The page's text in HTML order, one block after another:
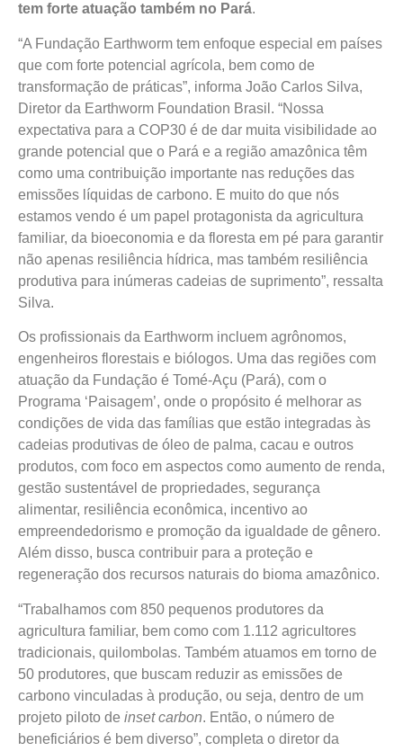
tem forte atuação também no Pará.
“A Fundação Earthworm tem enfoque especial em países
que com forte potencial agrícola, bem como de
transformação de práticas”, informa João Carlos Silva,
Diretor da Earthworm Foundation Brasil. “Nossa
expectativa para a COP30 é de dar muita visibilidade ao
grande potencial que o Pará e a região amazônica têm
como uma contribuição importante nas reduções das
emissões líquidas de carbono. E muito do que nós
estamos vendo é um papel protagonista da agricultura
familiar, da bioeconomia e da floresta em pé para garantir
não apenas resiliência hídrica, mas também resiliência
produtiva para inúmeras cadeias de suprimento”, ressalta
Silva.
Os profissionais da Earthworm incluem agrônomos,
engenheiros florestais e biólogos. Uma das regiões com
atuação da Fundação é Tomé-Açu (Pará), com o
Programa ‘Paisagem’, onde o propósito é melhorar as
condições de vida das famílias que estão integradas às
cadeias produtivas de óleo de palma, cacau e outros
produtos, com foco em aspectos como aumento de renda,
gestão sustentável de propriedades, segurança
alimentar, resiliência econômica, incentivo ao
empreendedorismo e promoção da igualdade de gênero.
Além disso, busca contribuir para a proteção e
regeneração dos recursos naturais do bioma amazônico.
“Trabalhamos com 850 pequenos produtores da
agricultura familiar, bem como com 1.112 agricultores
tradicionais, quilombolas. Também atuamos em torno de
50 produtores, que buscam reduzir as emissões de
carbono vinculadas à produção, ou seja, dentro de um
projeto piloto de inset carbon. Então, o número de
beneficiários é bem diverso”, completa o diretor da